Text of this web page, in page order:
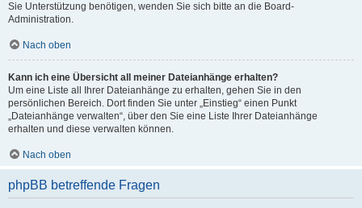
Sie Unterstützung benötigen, wenden Sie sich bitte an die Board-
Administration.
Nach oben
Kann ich eine Übersicht all meiner Dateianhänge erhalten?
Um eine Liste all Ihrer Dateianhänge zu erhalten, gehen Sie in den
persönlichen Bereich. Dort finden Sie unter „Einstieg“ einen Punkt
„Dateianhänge verwalten“, über den Sie eine Liste Ihrer Dateianhänge
erhalten und diese verwalten können.
Nach oben
phpBB betreffende Fragen